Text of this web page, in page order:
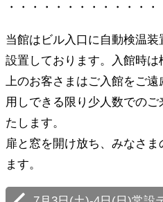
・・・・・・・・・・・・
当館はビル入口に自動検温
設置しております。入館時
上のお客さまはご入館をご
用しできる限り少人数での
たします。
扉と窓を開け放ち、みなさ
ます。